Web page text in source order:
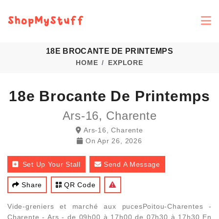
18E BROCANTE DE PRINTEMPS
HOME EXPLORE
18e Brocante De Printemps
Ars-16, Charente
Ars-16, Charente
On Apr 26, 2026
Set Up Your Stall Send A Message
Share QR Code
Vide-greniers et marché aux pucesPoitou-Charentes -
Charente - Ars - de 09h00 à 17h00 de 07h30 à 17h30 En